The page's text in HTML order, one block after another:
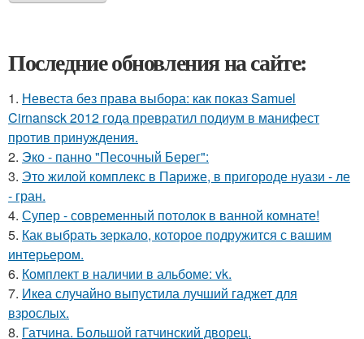
Последние обновления на сайте:
1. Невеста без права выбора: как показ Samuel
Cirnansck 2012 года превратил подиум в манифест
против принуждения.
2. Эко - панно "Песочный Берег":
3. Это жилой комплекс в Париже, в пригороде нуази - ле
- гран.
4. Супер - современный потолок в ванной комнате!
5. Как выбрать зеркало, которое подружится с вашим
интерьером.
6. Комплект в наличии в альбоме: vk.
7. Икеа случайно выпустила лучший гаджет для
взрослых.
8. Гатчина. Большой гатчинский дворец.